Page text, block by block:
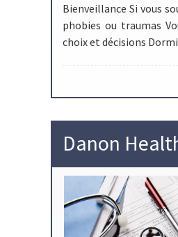
Bienveillance Si vous
phobies ou traumas
choix et décisions
Danon